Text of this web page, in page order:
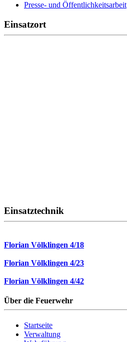
Presse- und Öffentlichkeitsarbeit
Einsatzort
Einsatztechnik
Florian Völklingen 4/18
Florian Völklingen 4/23
Florian Völklingen 4/42
Über die Feuerwehr
Startseite
Verwaltung